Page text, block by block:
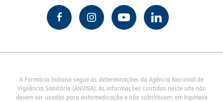
A Farmácia Indiana segue as determinações da Agência Nacional de
Vigilância Sanitária (ANVISA). As informações contidas neste site não
devem ser usadas para automedicação e não substituem, em hipótese